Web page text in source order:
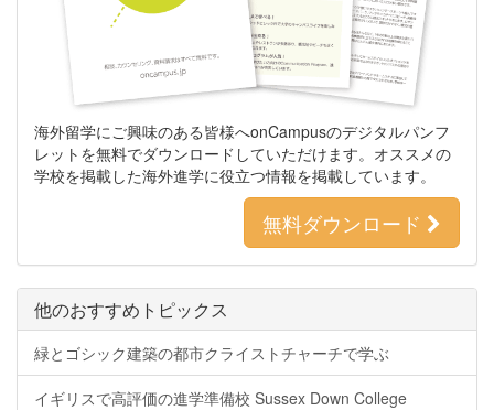
海外留学にご興味のある皆様へonCampusのデジタルパンフ
レットを無料でダウンロードしていただけます。オススメの
学校を掲載した海外進学に役立つ情報を掲載しています。
無料ダウンロード
他のおすすめトピックス
緑とゴシック建築の都市クライストチャーチで学ぶ
イギリスで高評価の進学準備校 Sussex Down College